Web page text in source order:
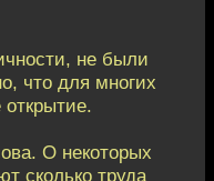
не были
что для многих
О некоторых
сколько труда